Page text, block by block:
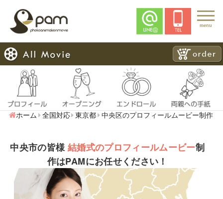
menu
ホーム 全国対応 東京都 中央区のプロフィールムービー制作
中央市の皆様結婚式のプロフィールムービー制
作はPAMにお任せください！